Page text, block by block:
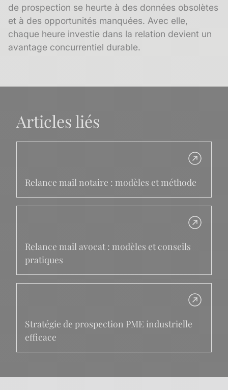
de prospection se heurte à des données obsolètes
et à des opportunités manquées. Avec elle,
chaque heure investie dans la relation devient un
avantage concurrentiel durable.
Articles liés
Relance mail notaire : modèles et méthode
Relance mail avocat : modèles et conseils
pratiques
Stratégie de prospection PME industrielle
efficace